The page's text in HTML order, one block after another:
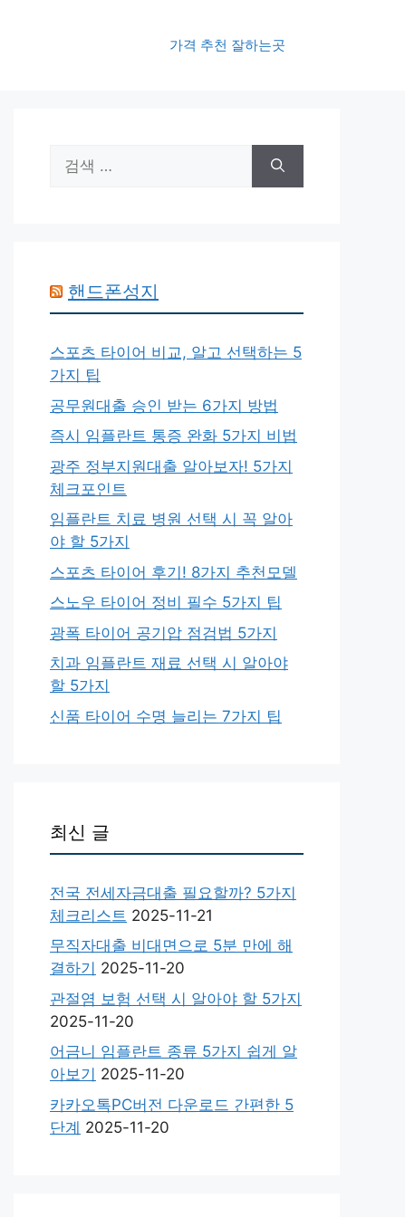
가격 추천 잘하는곳
색:
핸드폰성지
스포츠 타이어 비교, 알고 선택하는 5
가지 팁
공무원대출 승인 받는 6가지 방법
즉시 임플란트 통증 완화 5가지 비법
광주 정부지원대출 알아보자! 5가지
체크포인트
임플란트 치료 병원 선택 시 꼭 알아
야 할 5가지
스포츠 타이어 후기! 8가지 추천모델
스노우 타이어 정비 필수 5가지 팁
광폭 타이어 공기압 점검법 5가지
치과 임플란트 재료 선택 시 알아야
할 5가지
신품 타이어 수명 늘리는 7가지 팁
최신 글
전국 전세자금대출 필요할까? 5가지
체크리스트 2025-11-21
무직자대출 비대면으로 5분 만에 해
결하기 2025-11-20
관절염 보험 선택 시 알아야 할 5가지
2025-11-20
어금니 임플란트 종류 5가지 쉽게 알
아보기 2025-11-20
카카오톡PC버전 다운로드 간편한 5
단계 2025-11-20